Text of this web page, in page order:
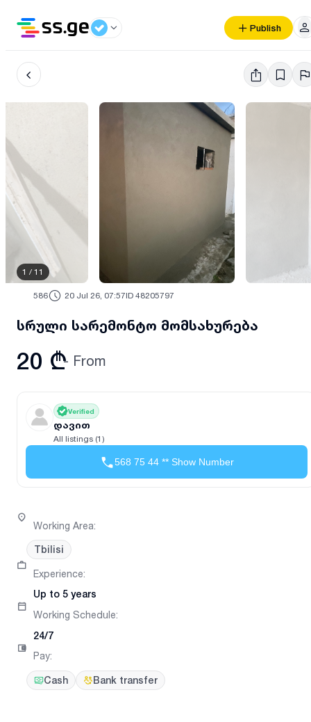
Publish
1 / 11
586 20 Jul 26, 07:57ID 48205797
სრული სარემონტო მომსახურება
20 ₾- From
Verified
დავით
All listings (1)
568 75 44 ** Show Number
Working Area:
Tbilisi
Experience:
Up to 5 years
Working Schedule:
24/7
Pay:
Cash Bank transfer